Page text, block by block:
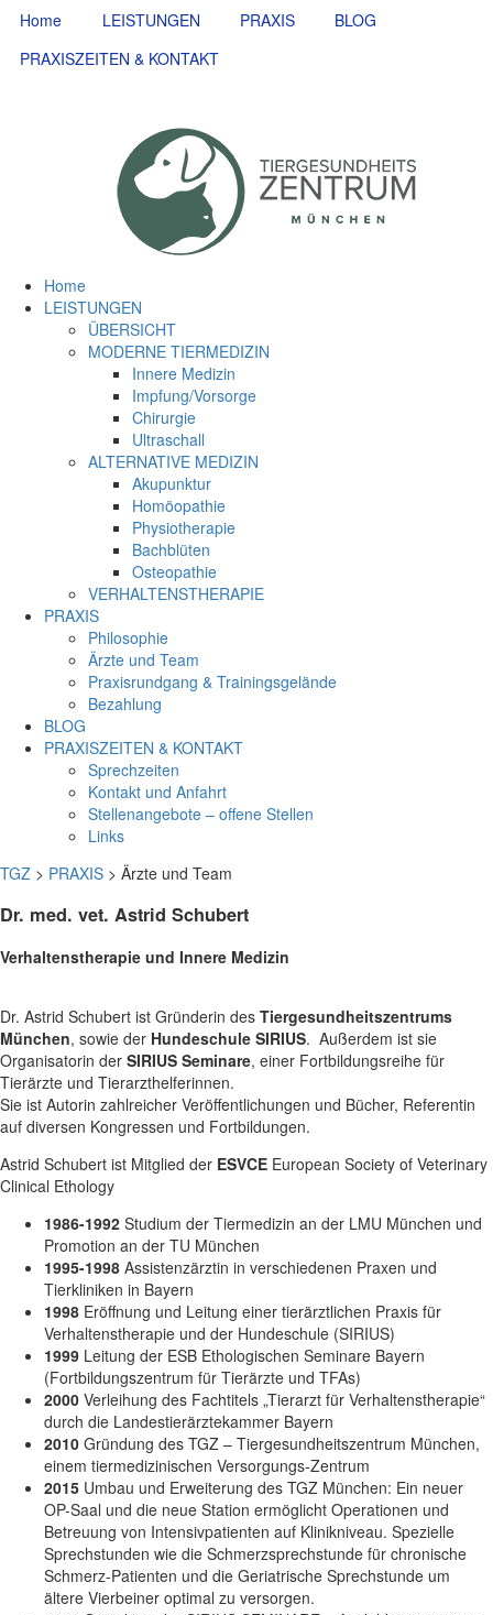
Home LEISTUNGEN PRAXIS
BLOG
PRAXISZEITEN & KONTAKT
Home
LEISTUNGEN
ÜBERSICHT
MODERNE TIERMEDIZIN
Innere Medizin
Impfung/Vorsorge
Chirurgie
Ultraschall
ALTERNATIVE MEDIZIN
Akupunktur
Homöopathie
Physiotherapie
Bachblüten
Osteopathie
VERHALTENSTHERAPIE
PRAXIS
Philosophie
Ärzte und Team
Praxisrundgang & Trainingsgelände
Bezahlung
BLOG
PRAXISZEITEN & KONTAKT
Sprechzeiten
Kontakt und Anfahrt
Stellenangebote – offene Stellen
Links
TGZ > PRAXIS > Ärzte und Team
Dr. med. vet. Astrid Schubert
Verhaltenstherapie und Innere Medizin
Dr. Astrid Schubert ist Gründerin des Tiergesundheitszentrums
München, sowie der Hundeschule SIRIUS. Außerdem ist sie
Organisatorin der SIRIUS Seminare, einer Fortbildungsreihe für
Tierärzte und Tierarzthelferinnen.
Sie ist Autorin zahlreicher Veröffentlichungen und Bücher, Referentin
auf diversen Kongressen und Fortbildungen.
Astrid Schubert ist Mitglied der ESVCE European Society of Veterinary
Clinical Ethology
1986-1992 Studium der Tiermedizin an der LMU München und
Promotion an der TU München
1995-1998 Assistenzärztin in verschiedenen Praxen und
Tierkliniken in Bayern
1998 Eröffnung und Leitung einer tierärztlichen Praxis für
Verhaltenstherapie und der Hundeschule (SIRIUS)
1999 Leitung der ESB Ethologischen Seminare Bayern
(Fortbildungszentrum für Tierärzte und TFAs)
2000 Verleihung des Fachtitels „Tierarzt für Verhaltenstherapie“
durch die Landestierärztekammer Bayern
2010 Gründung des TGZ – Tiergesundheitszentrum München,
einem tiermedizinischen Versorgungs-Zentrum
2015 Umbau und Erweiterung des TGZ München: Ein neuer
OP-Saal und die neue Station ermöglicht Operationen und
Betreuung von Intensivpatienten auf Klinikniveau. Spezielle
Sprechstunden wie die Schmerzsprechstunde für chronische
Schmerz-Patienten und die Geriatrische Sprechstunde um
ältere Vierbeiner optimal zu versorgen.